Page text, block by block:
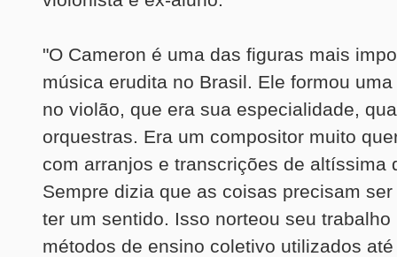
"O Cameron é uma das figuras mais
música erudita no Brasil. Ele formou
no violão, que era sua especialidade,
orquestras. Era um compositor muito
com arranjos e transcrições de altíssima
Sempre dizia que as coisas precisam
ter um sentido. Isso norteou seu
métodos de ensino coletivo utilizados